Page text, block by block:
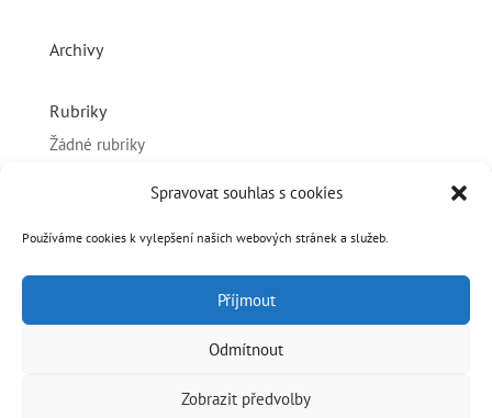
Spravovat souhlas s cookies
Používáme cookies k vylepšení našich webových stránek a služeb.
Příjmout
Odmítnout
Zobrazit předvolby
Archivy
Rubriky
Žádné rubriky
Základní informace
Přihlásit se